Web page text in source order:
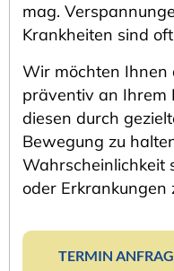
mag.
Krankheiten sind
Wir möchten Ihnen
präventiv an Ihrem
diesen durch
Bewegung zu
Wahrscheinlichkeit
oder Erkrankungen
TERMIN